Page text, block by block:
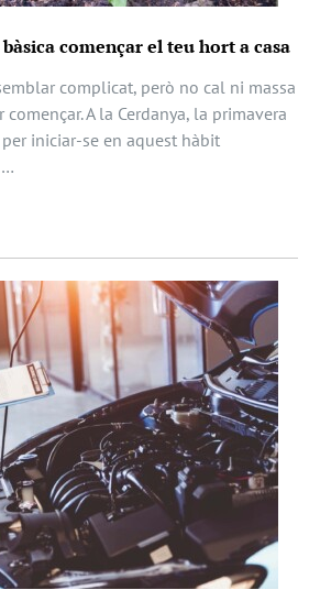
començar el teu hort a casa
complicat, però no cal ni massa
A la Cerdanya, la primavera
iniciar-se en aquest hàbit
…